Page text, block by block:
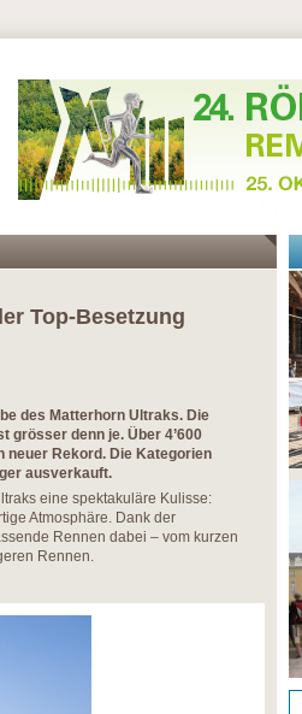
Top-Besetzung
des Matterhorn Ultraks. Die
grösser denn je. Über 4’600
neuer Rekord. Die Kategorien
ausverkauft.
eine spektakuläre Kulisse:
Atmosphäre. Dank der
Rennen dabei – vom kurzen
Rennen.